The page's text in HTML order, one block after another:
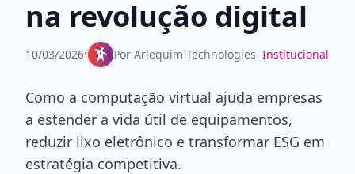
na revolução digital
10/03/2026• Por Arlequim Technologies Institucional
Como a computação virtual ajuda empresas
a estender a vida útil de equipamentos,
reduzir lixo eletrônico e transformar ESG em
estratégia competitiva.